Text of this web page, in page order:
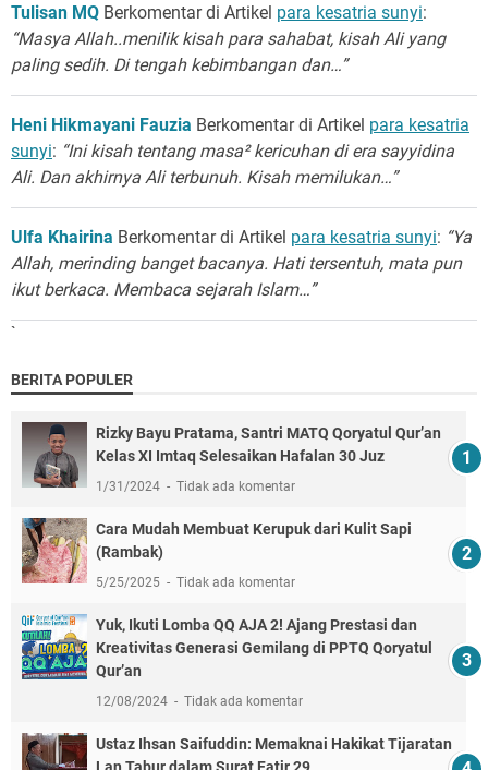
Tulisan MQ Berkomentar di Artikel para kesatria sunyi:
“Masya Allah..menilik kisah para sahabat, kisah Ali yang
paling sedih. Di tengah kebimbangan dan…”
Heni Hikmayani Fauzia Berkomentar di Artikel para kesatria
sunyi: “Ini kisah tentang masa² kericuhan di era sayyidina
Ali. Dan akhirnya Ali terbunuh. Kisah memilukan…”
Ulfa Khairina Berkomentar di Artikel para kesatria sunyi: “Ya
Allah, merinding banget bacanya. Hati tersentuh, mata pun
ikut berkaca. Membaca sejarah Islam…”
`
BERITA POPULER
Rizky Bayu Pratama, Santri MATQ Qoryatul Qur’an
Kelas XI Imtaq Selesaikan Hafalan 30 Juz
1/31/2024 Tidak ada komentar
Cara Mudah Membuat Kerupuk dari Kulit Sapi
(Rambak)
5/25/2025 Tidak ada komentar
Yuk, Ikuti Lomba QQ AJA 2! Ajang Prestasi dan
Kreativitas Generasi Gemilang di PPTQ Qoryatul
Qur’an
12/08/2024 Tidak ada komentar
Ustaz Ihsan Saifuddin: Memaknai Hakikat Tijaratan
Lan Tabur dalam Surat Fatir 29